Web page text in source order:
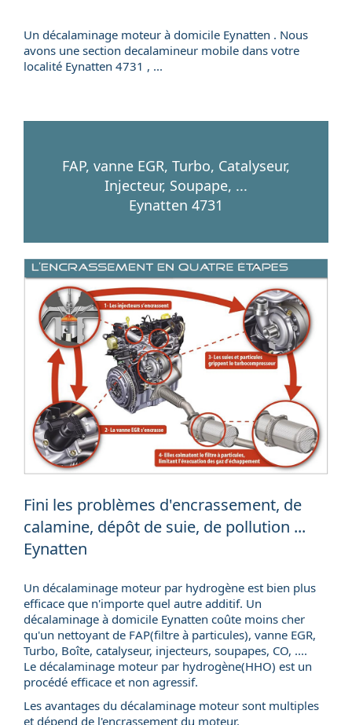
Un décalaminage moteur à domicile Eynatten . Nous
avons une section decalamineur mobile dans votre
localité Eynatten 4731 , ...
FAP, vanne EGR, Turbo, Catalyseur,
Injecteur, Soupape, ...
Eynatten 4731
Fini les problèmes d'encrassement, de
calamine, dépôt de suie, de pollution ...
Eynatten
Un décalaminage moteur par hydrogène est bien plus
efficace que n'importe quel autre additif. Un
décalaminage à domicile Eynatten coûte moins cher
qu'un nettoyant de FAP(filtre à particules), vanne EGR,
Turbo, Boîte, catalyseur, injecteurs, soupapes, CO, ....
Le décalaminage moteur par hydrogène(HHO) est un
procédé efficace et non agressif.
Les avantages du décalaminage moteur sont multiples
et dépend de l'encrassement du moteur.